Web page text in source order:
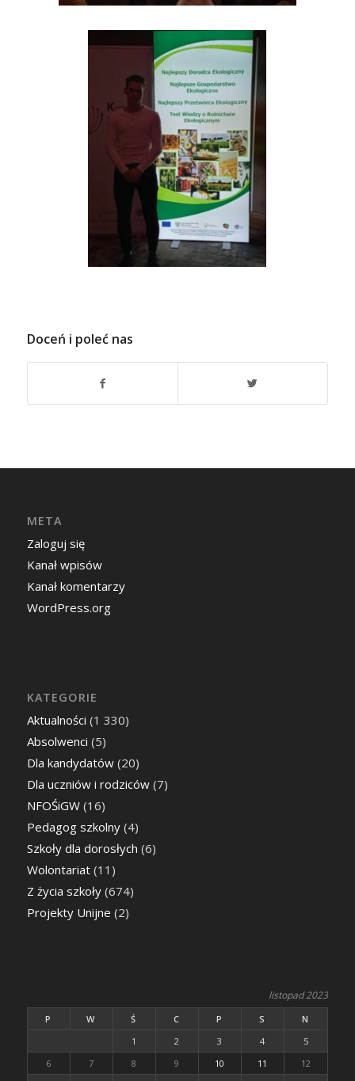
Doceń i poleć nas
META
Zaloguj się
Kanał wpisów
Kanał komentarzy
WordPress.org
KATEGORIE
Aktualności (1 330)
Absolwenci (5)
Dla kandydatów(20)
Dla uczniów i rodziców(7)
NFOŚiGW(16)
Pedagog szkolny(4)
Szkoły dla dorosłych (6)
Wolontariat(11)
Z życia szkoły(674)
Projekty Unijne (2)
listopad 2023
P W Ś C P S
N
1
2 3 4
5
6
7 8 9 10 11
12